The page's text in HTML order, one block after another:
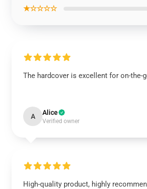
★☆☆☆☆
The hardcover is excellent for on-the-
A Alice
Verified owner
High-quality product, highly